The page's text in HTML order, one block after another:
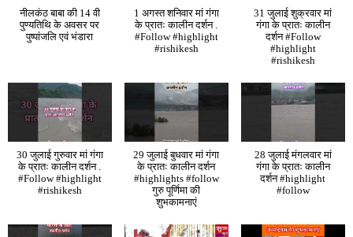
नीलकंठ बाबा की 14 वी
पुण्यतिथि के अवसर पर
पुष्पांजलि एवं भंडारा
1 अगस्त शनिवार मां गंगा
के प्रातः कालीन दर्शन .
#Follow #highlight
#rishikesh
31 जुलाई शुक्रवार मां
गंगा के प्रातः कालीन
दर्शन #Follow
#highlight
#rishikesh
30 जुलाई गुरुवार मां गंगा
के प्रातः कालीन दर्शन .
#Follow #highlight
#rishikesh
29 जुलाई बुधवार मां गंगा
के प्रातः कालीन दर्शन
#highlights #follow
गुरु पूर्णिमा की
शुभकामनाएं
28 जुलाई मंगलवार मां
गंगा के प्रातः कालीन
दर्शन #highlight
#follow